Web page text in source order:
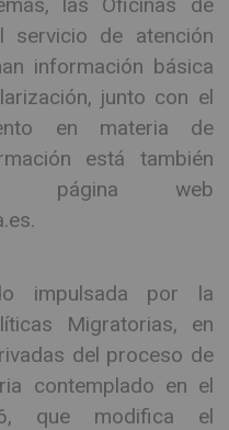
las Oficinas de
servicio de atención
información básica
junto con el
en materia de
está también
página web
impulsada por la
Migratorias, en
del proceso de
contemplado en el
que modifica el